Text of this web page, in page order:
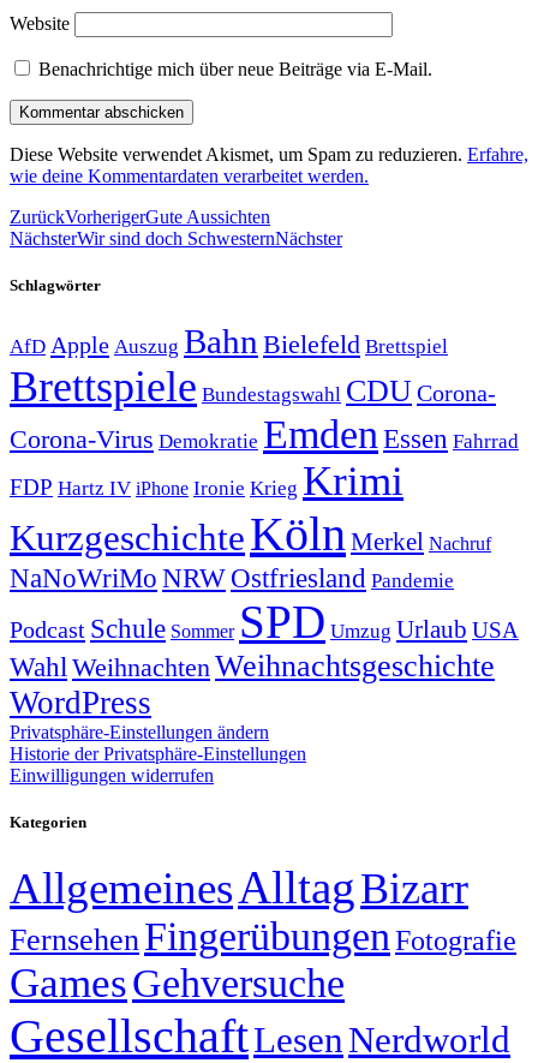
Website
Benachrichtige mich über neue Beiträge via E-Mail.
Diese Website verwendet Akismet, um Spam zu reduzieren. Erfahre,
wie deine Kommentardaten verarbeitet werden.
ZurückVorherigerGute Aussichten
NächsterWir sind doch SchwesternNächster
Schlagwörter
AfD Apple Auszug Bahn Bielefeld Brettspiel
Brettspiele Bundestagswahl CDUCorona-
Corona-Virus Demokratie Emden Essen Fahrrad
FDP Hartz IV iPhone Ironie Krieg Krimi
KurzgeschichteKölnMerkel Nachruf
NaNoWriMo NRWOstfriesland Pandemie
Podcast Schule Sommer SPD Umzug Urlaub USA
WahlWeihnachtenWeihnachtsgeschichte
WordPress
Privatsphäre-Einstellungen ändern
Historie der Privatsphäre-Einstellungen
Einwilligungen widerrufen
Kategorien
AllgemeinesAlltagBizarr
Fernsehen Fingerübungen Fotografie
GamesGehversuche
GesellschaftLesen Nerdworld